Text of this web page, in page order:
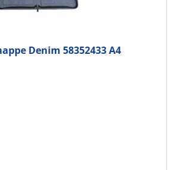
Denim 58352433 A4